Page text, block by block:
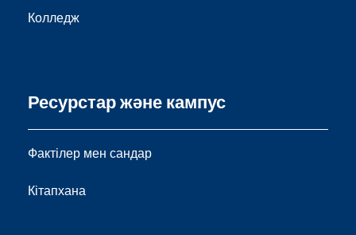
Колледж
Ресурстар және кампус
Фактілер мен сандар
Кітапхана